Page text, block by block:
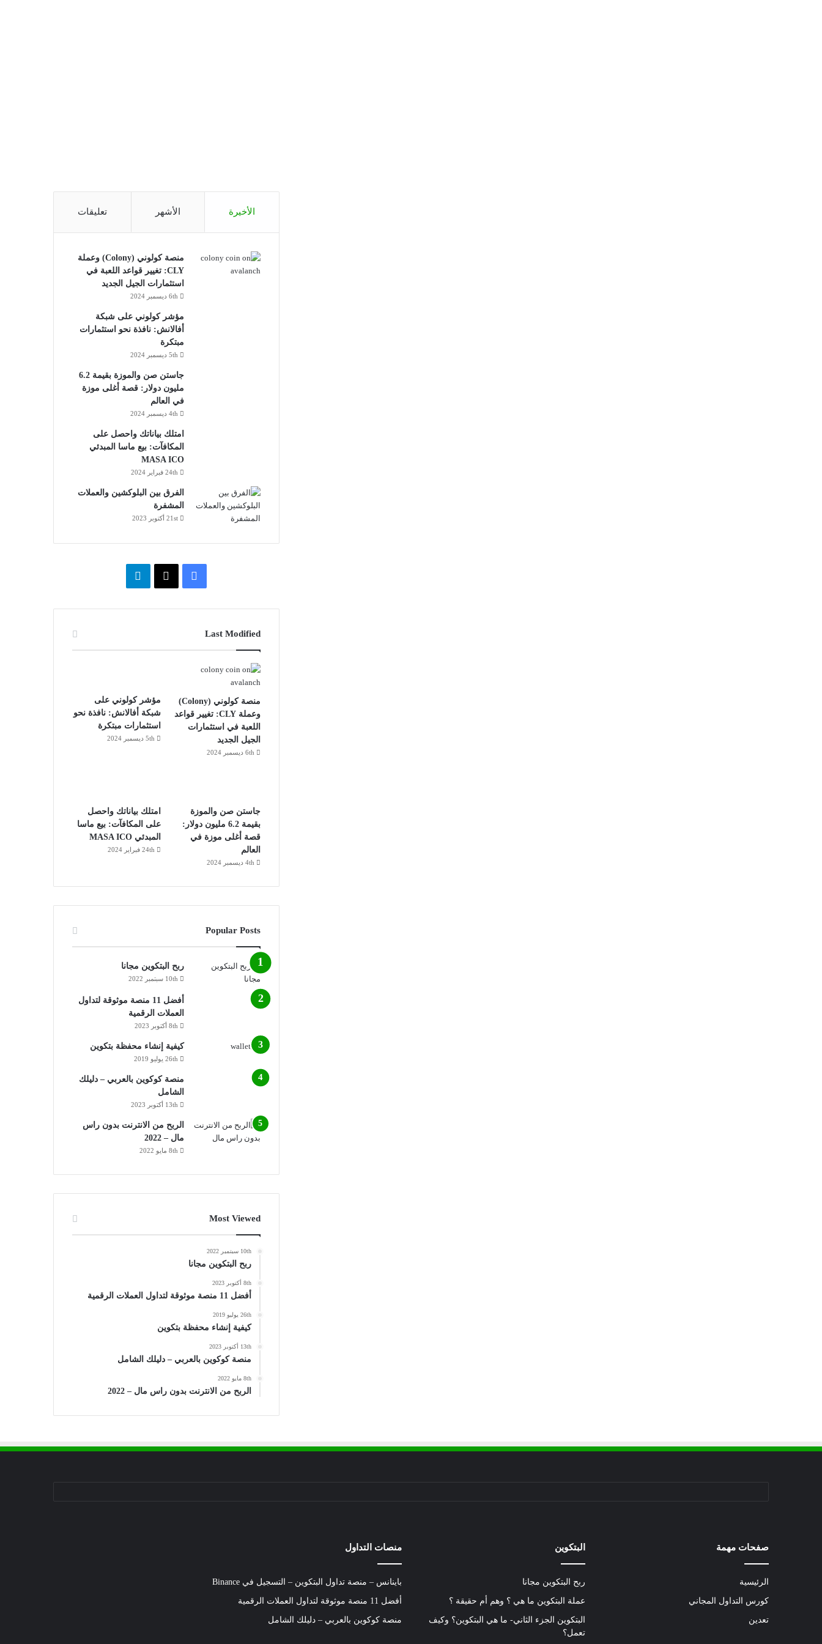
الأخيرة الأشهر تعليقات
منصة كولوني (Colony) وعملة
CLY: تغيير قواعد اللعبة في
استثمارات الجيل الجديد
6th ديسمبر 2024
مؤشر كولوني على شبكة
أفالانش: نافذة نحو استثمارات
مبتكرة
5th ديسمبر 2024
جاستن صن والموزة بقيمة 6.2
مليون دولار: قصة أغلى موزة
في العالم
4th ديسمبر 2024
امتلك بياناتك واحصل على
المكافآت: بيع ماسا المبدئي
MASA ICO
24th فبراير 2024
الفرق بين البلوكشين والعملات
المشفرة
21st أكتوبر 2023
ب
ك
ق
ا
م
Last Modified
منصة كولوني (Colony)
وعملة CLY: تغيير قواعد
اللعبة في استثمارات
الجيل الجديد
6th ديسمبر 2024
مؤشر كولوني على
شبكة أفالانش: نافذة نحو
استثمارات مبتكرة
5th ديسمبر 2024
جاستن صن والموزة
بقيمة 6.2 مليون دولار:
قصة أغلى موزة في
العالم
4th ديسمبر 2024
امتلك بياناتك واحصل
على المكافآت: بيع ماسا
المبدئي MASA ICO
24th فبراير 2024
Popular Posts
ربح البتكوين مجانا
10th سبتمبر 2022
أفضل 11 منصة موثوقة لتداول
العملات الرقمية
8th أكتوبر 2023
كيفية إنشاء محفظة بتكوين
26th يوليو 2019
منصة كوكوين بالعربي – دليلك
الشامل
13th أكتوبر 2023
الربح من الانترنت بدون راس
مال – 2022
8th مايو 2022
Most Viewed
10th سبتمبر 2022
ربح البتكوين مجانا
8th أكتوبر 2023
أفضل 11 منصة موثوقة لتداول العملات الرقمية
26th يوليو 2019
كيفية إنشاء محفظة بتكوين
13th أكتوبر 2023
منصة كوكوين بالعربي – دليلك الشامل
8th مايو 2022
الربح من الانترنت بدون راس مال – 2022
صفحات مهمة
الرئيسية
كورس التداول المجاني
تعدين
البتكوين
ربح البتكوين مجانا
عملة البتكوين ما هي ؟ وهم أم حقيقة ؟
البتكوين الجزء الثاني- ما هي البتكوين؟ وكيف
تعمل؟
منصات التداول
باينانس – منصة تداول البتكوين – التسجيل في Binance
أفضل 11 منصة موثوقة لتداول العملات الرقمية
منصة كوكوين بالعربي – دليلك الشامل